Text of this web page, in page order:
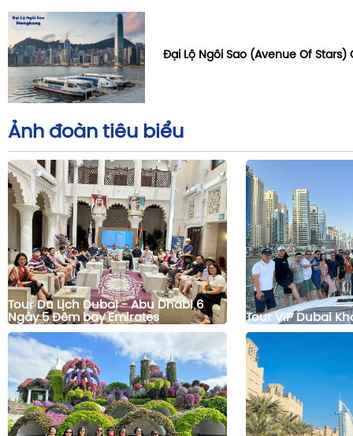
Đại Lộ Ngôi Sao (Avenue Of Stars)
Ảnh đoàn tiêu biểu
Tour Du Lịch Dubai - Abu Dhabi 6
Ngày 5 Đêm bay Emirates
Tour VIP Dubai